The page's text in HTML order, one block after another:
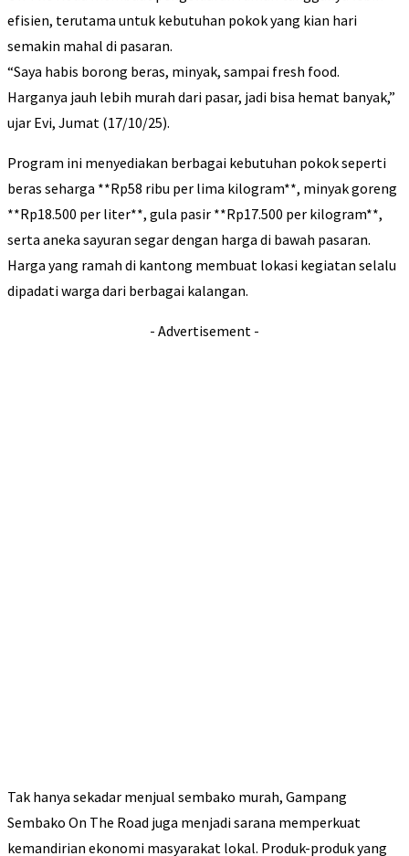
efisien, terutama untuk kebutuhan pokok yang kian hari
semakin mahal di pasaran.
“Saya habis borong beras, minyak, sampai fresh food.
Harganya jauh lebih murah dari pasar, jadi bisa hemat banyak,”
ujar Evi, Jumat (17/10/25).
Program ini menyediakan berbagai kebutuhan pokok seperti
beras seharga **Rp58 ribu per lima kilogram**, minyak goreng
**Rp18.500 per liter**, gula pasir **Rp17.500 per kilogram**,
serta aneka sayuran segar dengan harga di bawah pasaran.
Harga yang ramah di kantong membuat lokasi kegiatan selalu
dipadati warga dari berbagai kalangan.
- Advertisement -
Tak hanya sekadar menjual sembako murah, Gampang
Sembako On The Road juga menjadi sarana memperkuat
kemandirian ekonomi masyarakat lokal. Produk-produk yang